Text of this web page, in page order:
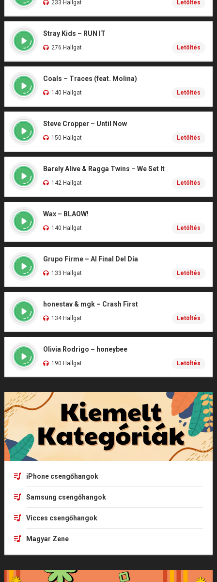
233 Hallgat Letöltés
Stray Kids – RUN IT
276 Hallgat Letöltés
Coals – Traces (feat. Molina)
140 Hallgat Letöltés
Steve Cropper – Until Now
150 Hallgat Letöltés
Barely Alive & Ragga Twins – We Set It
142 Hallgat Letöltés
Wax – BLAOW!
140 Hallgat Letöltés
Grupo Firme – Al Final Del Día
133 Hallgat Letöltés
honestav & mgk – Crash First
134 Hallgat Letöltés
Olivia Rodrigo – honeybee
190 Hallgat Letöltés
iPhone csengőhangok
Samsung csengőhangok
Vicces csengőhangok
Magyar Zene